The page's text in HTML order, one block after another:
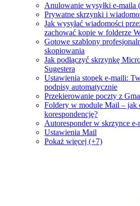
Anulowanie wysyłki e-maila
Prywatne skrzynki i
Jak wysyłać wiadomości
zachować kopie w folderze
Gotowe szablony
skopiowania
Jak podłączyć skrzynkę
Sugestera
Ustawienia stopek e-maili:
podpisy automatycznie
Przekierowanie poczty z
Foldery w module Mail – jak
korespondencję?
Autoresponder w skrzynce e-
Ustawienia Mail
Pokaż więcej (+7)